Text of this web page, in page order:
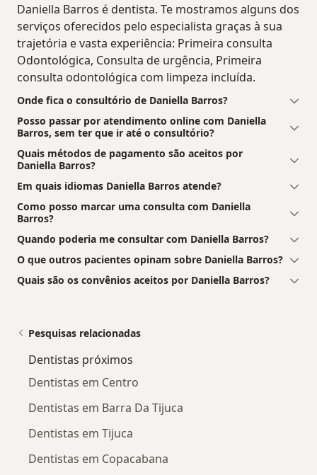
Daniella Barros é dentista. Te mostramos alguns dos
serviços oferecidos pelo especialista graças à sua
trajetória e vasta experiência: Primeira consulta
Odontológica, Consulta de urgência, Primeira
consulta odontológica com limpeza incluída.
Onde fica o consultório de Daniella Barros?
Posso passar por atendimento online com Daniella
Barros, sem ter que ir até o consultório?
Quais métodos de pagamento são aceitos por
Daniella Barros?
Em quais idiomas Daniella Barros atende?
Como posso marcar uma consulta com Daniella
Barros?
Quando poderia me consultar com Daniella Barros?
O que outros pacientes opinam sobre Daniella Barros?
Quais são os convênios aceitos por Daniella Barros?
Pesquisas relacionadas
Dentistas próximos
Dentistas em Centro
Dentistas em Barra Da Tijuca
Dentistas em Tijuca
Dentistas em Copacabana